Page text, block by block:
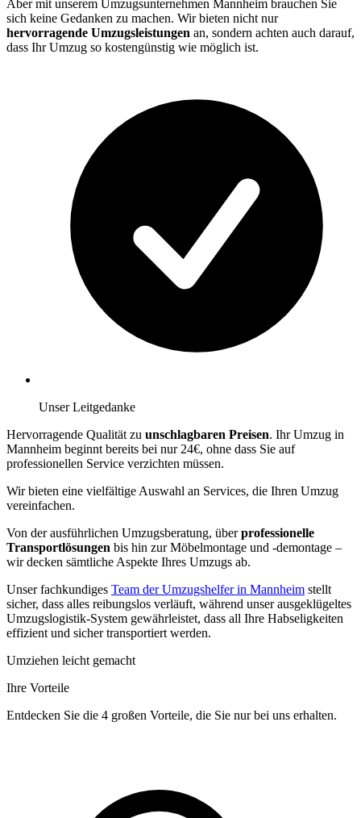
Aber mit unserem Umzugsunternehmen Mannheim brauchen Sie
sich keine Gedanken zu machen. Wir bieten nicht nur
hervorragende Umzugsleistungen an, sondern achten auch darauf,
dass Ihr Umzug so kostengünstig wie möglich ist.
Unser Leitgedanke
Hervorragende Qualität zu unschlagbaren Preisen. Ihr Umzug in
Mannheim beginnt bereits bei nur 24€, ohne dass Sie auf
professionellen Service verzichten müssen.
Wir bieten eine vielfältige Auswahl an Services, die Ihren Umzug
vereinfachen.
Von der ausführlichen Umzugsberatung, überprofessionelle
Transportlösungen bis hin zur Möbelmontage und -demontage –
wir decken sämtliche Aspekte Ihres Umzugs ab.
Unser fachkundiges Team der Umzugshelfer in Mannheim stellt
sicher, dass alles reibungslos verläuft, während unser ausgeklügeltes
Umzugslogistik-System gewährleistet, dass all Ihre Habseligkeiten
effizient und sicher transportiert werden.
Umziehen leicht gemacht
Ihre Vorteile
Entdecken Sie die 4 großen Vorteile, die Sie nur bei uns erhalten.